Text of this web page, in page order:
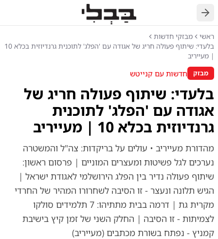
חזרה
ראשי
מבזקי חדשות
בלעדי: שיתוף פעולה חריג של אגודה עם 'הפלג' לתוכנית גרנדיוזית בכלא 10
| מעייריב
מבזק חדשות עם קנייטש
בלעדי: שיתוף פעולה חריג של
אגודה עם 'הפלג' לתוכנית
גרנדיוזית בכלא 10 | מעייריב
מהדורת מעייריב • עולים על בריקדות: צה"ל והמשטרה
נערכים לגל פשיטות ומעצרים המוניים | פרסום ראשון:
שיתוף פעולה נדיר בין הפלג הירושלמי לאגודת ישראל |
הגיש תלונה ונעצר - זו הסיבה לשחרורו המהיר של החרדי
מקרית גת | דרמה בבית מתתיהו: 7 תלמידים סולקו
לצמיתות - זו הסיבה | החלק השני של זמן קיץ בישיבת
קמניץ - נפתח בשורת מכתבים (מעייריב)